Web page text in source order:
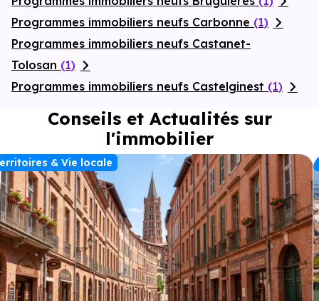
Programmes immobiliers neufs Carbonne (1)
Programmes immobiliers neufs Castanet-
Tolosan (1)
Programmes immobiliers neufs Castelginest (1)
Conseils et Actualités sur
l'immobilier
& Vie locale